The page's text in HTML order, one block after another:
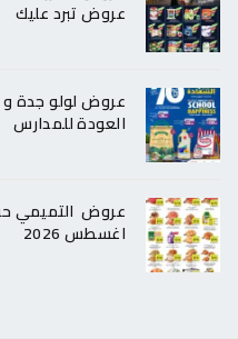
عروض تبرد عليك
العودة للمدارس
اغسطس 2026